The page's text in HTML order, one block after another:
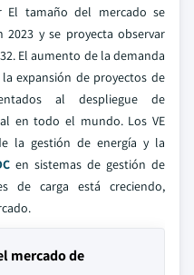
El tamaño del mercado se
2023 y se proyecta observar
El aumento de la demanda
expansión de proyectos de
al despliegue de
en todo el mundo. Los VE
la gestión de energía y la
en sistemas de gestión de
de carga está creciendo,
mercado de